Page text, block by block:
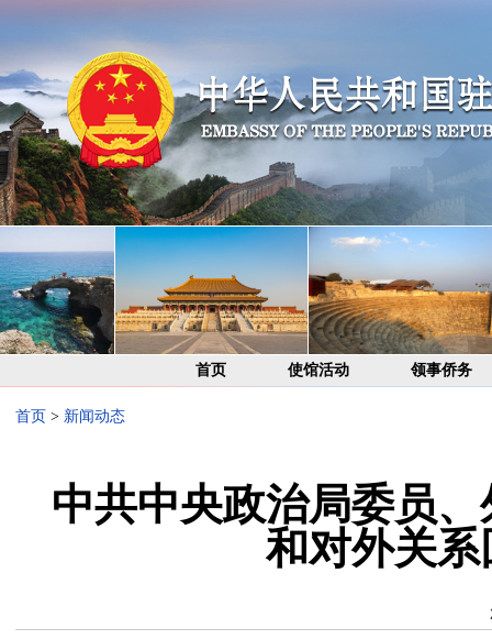
首页 使馆活动 领事侨务
首页 > 新闻动态
中共中央政治局委员
和对外关